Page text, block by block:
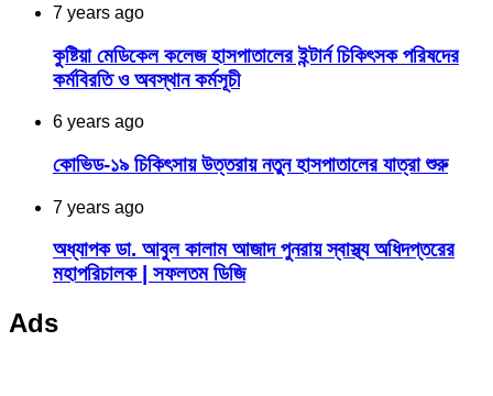
7 years ago
কুষ্টিয়া মেডিকেল কলেজ হাসপাতালের ইন্টার্ন চিকিৎসক পরিষদের
কর্মবিরতি ও অবস্থান কর্মসূচী
6 years ago
কোভিড-১৯ চিকিৎসায় উত্তরায় নতুন হাসপাতালের যাত্রা শুরু
7 years ago
অধ্যাপক ডা. আবুল কালাম আজাদ পুনরায় স্বাস্থ্য অধিদপ্তরের
মহাপরিচালক | সফলতম ডিজি
Ads